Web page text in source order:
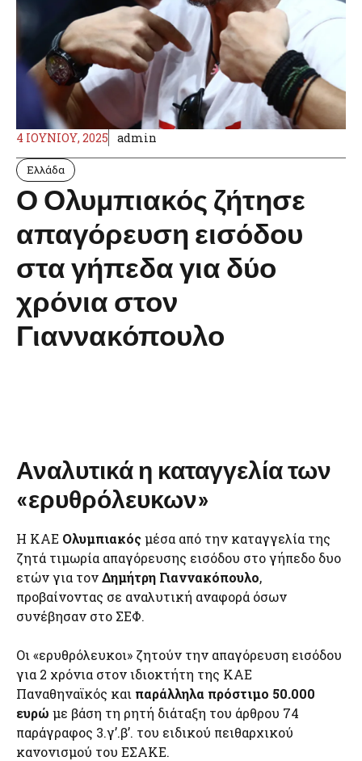
4 ΙΟΥΝΊΟΥ, 2025 admin
Ελλάδα
Ο Ολυμπιακός ζήτησε
απαγόρευση εισόδου
στα γήπεδα για δύο
χρόνια στον
Γιαννακόπουλο
Αναλυτικά η καταγγελία των
«ερυθρόλευκων»
Η ΚΑΕ Ολυμπιακόςμέσα από την καταγγελία της
ζητά τιμωρία απαγόρευσης εισόδου στο γήπεδο δυο
ετών για τονΔημήτρη Γιαννακόπουλο,
προβαίνοντας σε αναλυτική αναφορά όσων
συνέβησαν στο ΣΕΦ.
Oι «ερυθρόλευκοι» ζητούν την απαγόρευση εισόδου
για 2 χρόνια στον ιδιοκτήτη της ΚΑΕ
Παναθηναϊκός και παράλληλα πρόστιμο 50.000
ευρώ με βάση τη ρητή διάταξη του άρθρου 74
παράγραφος 3.γ’.β’. του ειδικού πειθαρχικού
κανονισμού του ΕΣΑΚΕ.